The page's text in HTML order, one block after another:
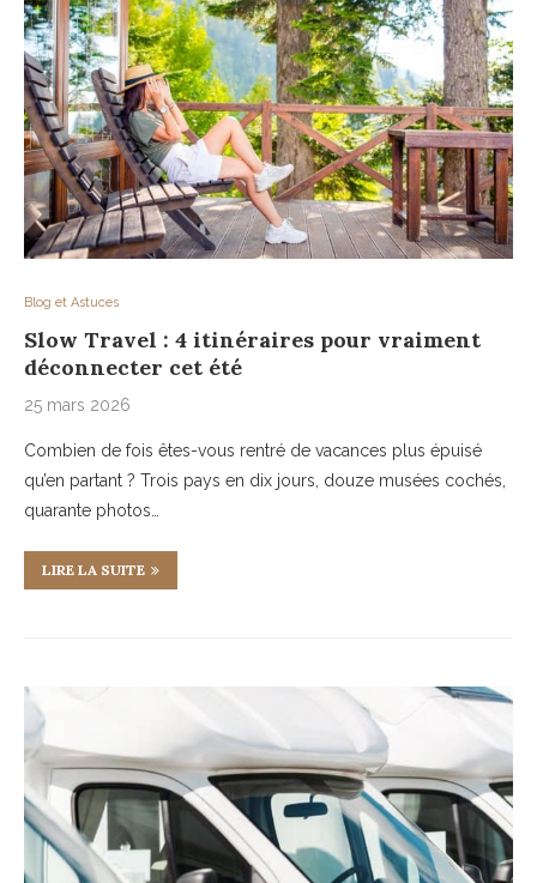
Blog et Astuces
Slow Travel : 4 itinéraires pour vraiment
déconnecter cet été
25 mars 2026
Combien de fois êtes-vous rentré de vacances plus épuisé
qu’en partant ? Trois pays en dix jours, douze musées cochés,
quarante photos…
LIRE LA SUITE